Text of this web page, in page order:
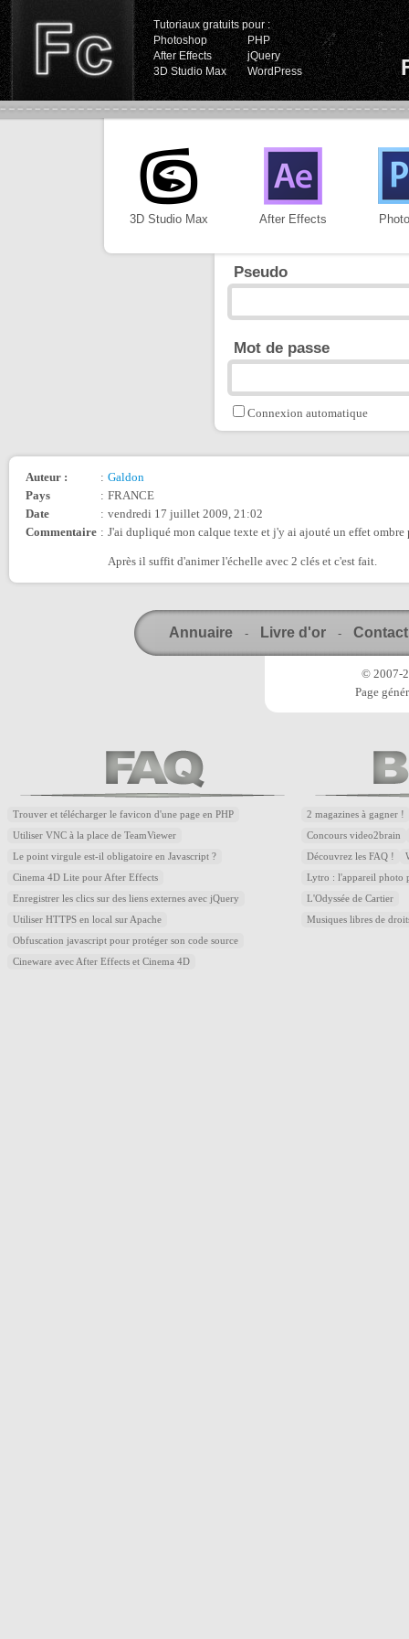
Tutoriaux gratuits pour :
Photoshop
PHP
After Effects
jQuery
3D Studio Max
WordPress
3D Studio Max After Effects
Pseudo
Mot de passe
Connexion automatique
Auteur : : Galdon
Pays
: FRANCE
Date
: vendredi 17 juillet 2009, 21:02
Commentaire : J'ai dupliqué mon calque texte et j'y ai ajouté un effet ombre
Après il suffit d'animer l'échelle avec 2 clés et c'est fait.
Annuaire - Livre d'or - Contact
© 2007-
Page
Trouver et télécharger le favicon d'une page en PHP
Utiliser VNC à la place de TeamViewer
Le point virgule est-il obligatoire en Javascript ?
Cinema 4D Lite pour After Effects
Enregistrer les clics sur des liens externes avec jQuery
Utiliser HTTPS en local sur Apache
Obfuscation javascript pour protéger son code source
Cineware avec After Effects et Cinema 4D
2 magazines à gagner !
Concours video2brain
Découvrez les FAQ !
Lytro : l'appareil photo
L'Odyssée de Cartier
Musiques libres de